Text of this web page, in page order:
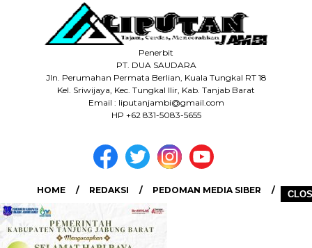
Penerbit
PT. DUA SAUDARA
Jln. Perumahan Permata Berlian, Kuala Tungkal RT 18
Kel. Sriwijaya, Kec. Tungkal Ilir, Kab. Tanjab Barat
Email : liputanjambi@gmail.com
HP +62 831-5083-5655
HOME REDAKSI
PEDOMAN MEDIA SIBER
DISCLAIMER
COPYRIGHT © 2026 LIPUTANJAMBI.ID - ALL RIGHTS RESERVED